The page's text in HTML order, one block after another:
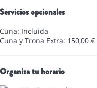
Servicios opcionales
Cuna: Incluida
Cuna y Trona Extra: 150,00
Organiza tu horario